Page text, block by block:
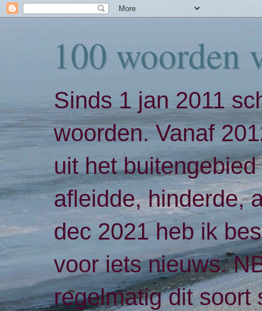
100 woorden
Sinds 1 jan 2011
woorden. Vanaf
uit het
afleidde, hinderde,
dec 2021 heb ik
voor iets nieuws.
regelmatig dit soort